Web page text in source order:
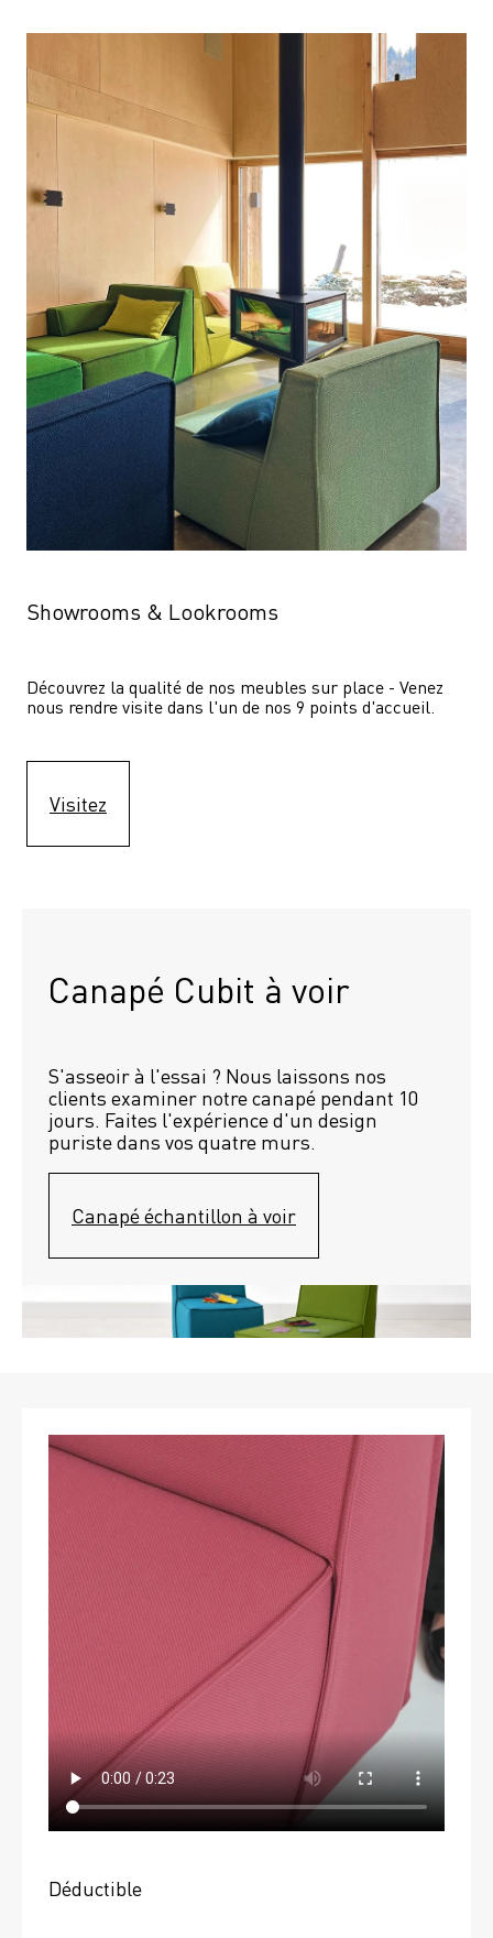
Showrooms & Lookrooms
Découvrez la qualité de nos meubles sur place - Venez
nous rendre visite dans l'un de nos 9 points d'accueil.
Visitez
Canapé Cubit à voir
S'asseoir à l'essai ? Nous laissons nos
clients examiner notre canapé pendant 10
jours. Faites l'expérience d'un design
puriste dans vos quatre murs.
Canapé échantillon à voir
Déductible